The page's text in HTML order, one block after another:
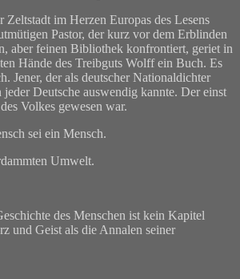
Zeltstadt im Herzen Europas des Lesens
Pastor, der kurz vor dem Erblinden
aber feinen Bibliothek konfrontiert, geriet in
Hände des Treibguts Wolff ein Buch. Es
Jener, der als deutscher Nationaldichter
jeder Deutsche auswendig kannte. Der einst
Volkes gewesen war.
sei ein Mensch.
Umwelt.
des Menschen ist kein Kapitel
und Geist als die Annalen seiner